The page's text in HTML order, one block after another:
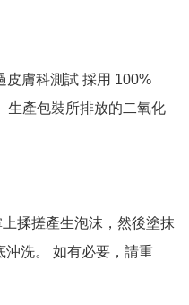
皮膚科測試 採用 100%
生產包裝所排放的二氧化
揉搓產生泡沫，然後塗抹
沖洗。 如有必要，請重